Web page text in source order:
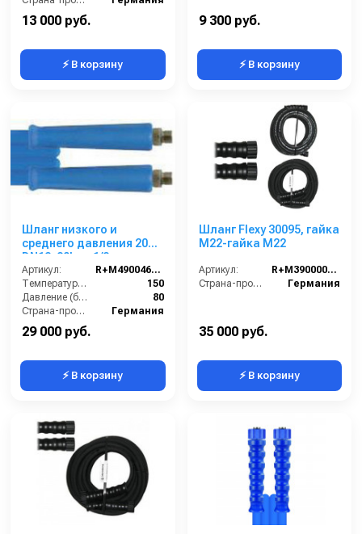
13 000 руб.
⚡ В корзину
9 300 руб.
⚡ В корзину
Шланг низкого и
среднего давления 20m
DN12, 80bar, 1/2внеш-
1/2внеш, -40°C - +150°C,
арматура нерж.сталь
Артикул:
R+M4900460209
Температура (°C):
150
Давление (бар):
80
Страна-производитель:
Германия
29 000 руб.
⚡ В корзину
Шланг Flexy 30095, гайка
М22-гайка М22
Артикул:
R+M3900002100
Страна-производитель:
Германия
35 000 руб.
⚡ В корзину